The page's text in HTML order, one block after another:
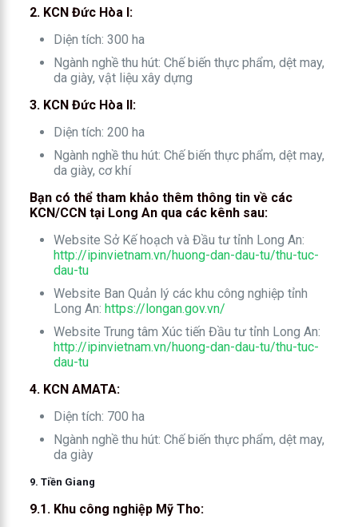
2. KCN Đức Hòa I:
Diện tích: 300 ha
Ngành nghề thu hút: Chế biến thực phẩm, dệt may,
da giày, vật liệu xây dựng
3. KCN Đức Hòa II:
Diện tích: 200 ha
Ngành nghề thu hút: Chế biến thực phẩm, dệt may,
da giày, cơ khí
Bạn có thể tham khảo thêm thông tin về các
KCN/CCN tại Long An qua các kênh sau:
Website Sở Kế hoạch và Đầu tư tỉnh Long An:
http://ipinvietnam.vn/huong-dan-dau-tu/thu-tuc-
dau-tu
Website Ban Quản lý các khu công nghiệp tỉnh
Long An: https://longan.gov.vn/
Website Trung tâm Xúc tiến Đầu tư tỉnh Long An:
http://ipinvietnam.vn/huong-dan-dau-tu/thu-tuc-
dau-tu
4. KCN AMATA:
Diện tích: 700 ha
Ngành nghề thu hút: Chế biến thực phẩm, dệt may,
da giày
9. Tiền Giang
9.1. Khu công nghiệp Mỹ Tho: